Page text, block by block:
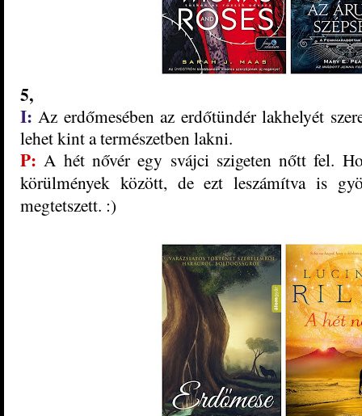
5,
I:Az erdőmesében az erdőtündér lakhelyét
lehet kint a természetben lakni.
P: A hét nővér egy svájci szigeten nőtt fel.
körülmények között, de ezt leszámítva is
megtetszett. :)